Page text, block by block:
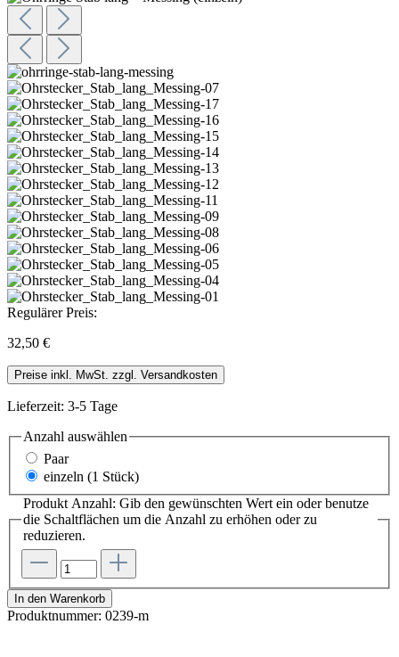
Regulärer Preis:
32,50 €
Preise inkl. MwSt. zzgl. Versandkosten
Lieferzeit: 3-5 Tage
Anzahl auswählen
Paar
einzeln (1 Stück)
Produkt Anzahl: Gib den gewünschten Wert ein oder benutze
die Schaltflächen um die Anzahl zu erhöhen oder zu
reduzieren.
In den Warenkorb
Produktnummer: 0239-m